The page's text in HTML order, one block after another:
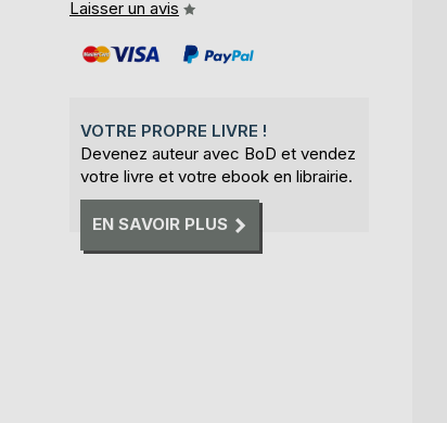
Laisser un avis
VOTRE PROPRE LIVRE !
Devenez auteur avec BoD et vendez
votre livre et votre ebook en librairie.
EN SAVOIR PLUS